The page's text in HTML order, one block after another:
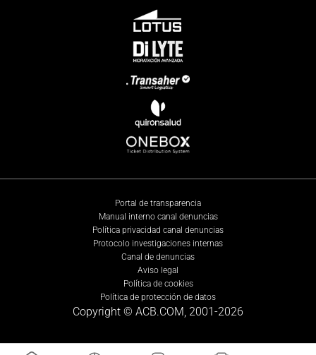
Portal de transparencia
Manual interno canal denuncias
Política privacidad canal denuncias
Protocolo investigaciones internas
Canal de denuncias
Aviso legal
Política de cookies
Política de protección de datos
Copyright © ACB.COM, 2001-2026